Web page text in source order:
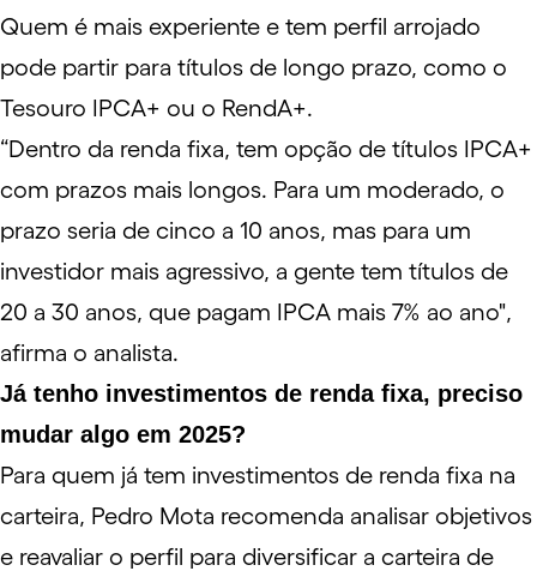
Quem é mais experiente e tem perfil arrojado
pode partir para títulos de longo prazo, como o
Tesouro IPCA+ ou o RendA+.
“Dentro da renda fixa, tem opção de títulos IPCA+
com prazos mais longos. Para um moderado, o
prazo seria de cinco a 10 anos, mas para um
investidor mais agressivo, a gente tem títulos de
20 a 30 anos, que pagam IPCA mais 7% ao ano",
afirma o analista.
Já tenho investimentos de renda fixa, preciso
mudar algo em 2025?
Para quem já tem investimentos de renda fixa na
carteira, Pedro Mota recomenda analisar objetivos
e reavaliar o perfil para diversificar a carteira de